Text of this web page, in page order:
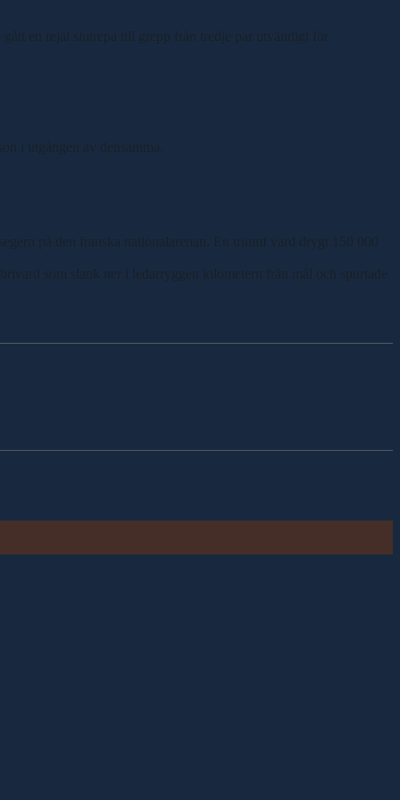
en rejäl slutrepa till grepp från tredje par utvändigt för
i utgången av densamma.
på den franska nationalarenan. En triumf värd drygt 150 000
som slank ner i ledarryggen kilometern från mål och spurtade